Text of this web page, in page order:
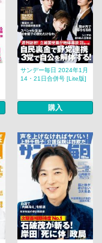
サンデー毎日 2024年1月
14・21日合併号 [Lite版]
購入